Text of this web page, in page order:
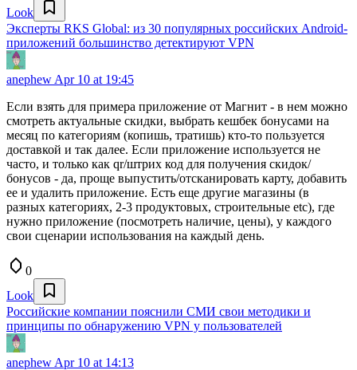
Look
Эксперты RKS Global: из 30 популярных российских Android-
приложений большинство детектируют VPN
anephew Apr 10 at 19:45
Если взять для примера приложение от Магнит - в нем можно
смотреть актуальные скидки, выбрать кешбек бонусами на
месяц по категориям (копишь, тратишь) кто-то пользуется
доставкой и так далее. Если приложение используется не
часто, и только как qr/штрих код для получения скидок/
бонусов - да, проще выпустить/отсканировать карту, добавить
ее и удалить приложение. Есть еще другие магазины (в
разных категориях, 2-3 продуктовых, строительные etc), где
нужно приложение (посмотреть наличие, цены), у каждого
свои сценарии использования на каждый день.
0
Look
Российские компании пояснили СМИ свои методики и
принципы по обнаружению VPN у пользователей
anephew Apr 10 at 14:13